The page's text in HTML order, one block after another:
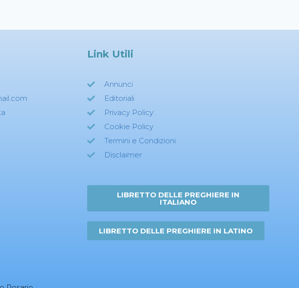
Link Utili
Annunci
Editoriali
Privacy Policy
Cookie Policy
Termini e Condizioni
Disclaimer
LIBRETTO DELLE PREGHIERE IN
ITALIANO
LIBRETTO DELLE PREGHIERE IN LATINO